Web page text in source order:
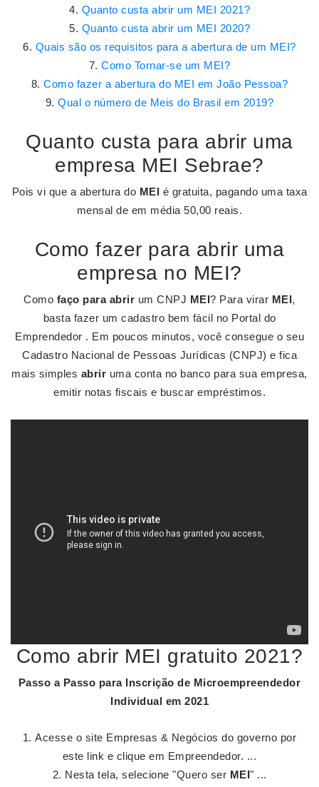
Quanto custa abrir um MEI 2021?
Quanto custa abrir um MEI 2020?
Quais são os requisitos para a abertura de um MEI?
Como Tornar-se um MEI?
Como fazer a abertura do MEI em João Pessoa?
Qual o número de Meis do Brasil em 2019?
Quanto custa para abrir uma
empresa MEI Sebrae?
Pois vi que a abertura do MEI é gratuita, pagando uma taxa
mensal de em média 50,00 reais.
Como fazer para abrir uma
empresa no MEI?
Como faço para abrir um CNPJ MEI? Para virar MEI,
basta fazer um cadastro bem fácil no Portal do
Emprendedor . Em poucos minutos, você consegue o seu
Cadastro Nacional de Pessoas Jurídicas (CNPJ) e fica
mais simples abrir uma conta no banco para sua empresa,
emitir notas fiscais e buscar empréstimos.
Como abrir MEI gratuito 2021?
Passo a Passo para Inscrição de Microempreendedor
Individual em 2021
Acesse o site Empresas & Negócios do governo por
este link e clique em Empreendedor. ...
Nesta tela, selecione "Quero ser MEI" ...